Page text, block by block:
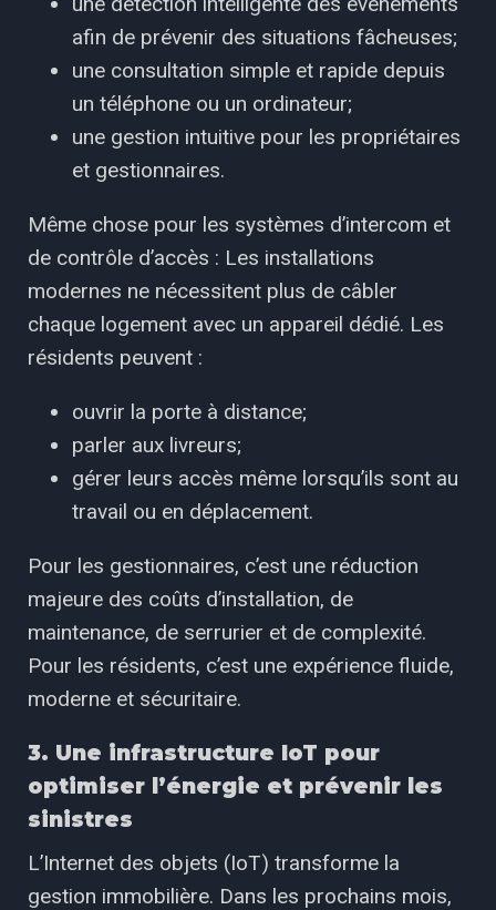
afin de prévenir des situations fâcheuses;
une consultation simple et rapide depuis
un téléphone ou un ordinateur;
une gestion intuitive pour les propriétaires
et gestionnaires.
Même chose pour les systèmes d’intercom et
de contrôle d’accès : Les installations
modernes ne nécessitent plus de câbler
chaque logement avec un appareil dédié. Les
résidents peuvent :
ouvrir la porte à distance;
parler aux livreurs;
gérer leurs accès même lorsqu’ils sont au
travail ou en déplacement.
Pour les gestionnaires, c’est une réduction
majeure des coûts d’installation, de
maintenance, de serrurier et de complexité.
Pour les résidents, c’est une expérience fluide,
moderne et sécuritaire.
3. Une infrastructure IoT pour
optimiser l’énergie et prévenir les
sinistres
L’Internet des objets (IoT) transforme la
gestion immobilière. Dans les prochains mois,